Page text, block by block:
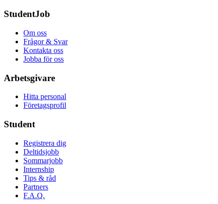
StudentJob
Om oss
Frågor & Svar
Kontakta oss
Jobba för oss
Arbetsgivare
Hitta personal
Företagsprofil
Student
Registrera dig
Deltidsjobb
Sommarjobb
Internship
Tips & råd
Partners
F.A.Q.